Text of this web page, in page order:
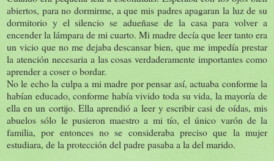
abiertos, para no dormirme, a que mis padres apagaran la luz de su
dormitorio y el silencio se adueñase de la casa para volver a
encender la lámpara de mi cuarto. Mi madre decía que leer tanto era
un vicio que no me dejaba descansar bien, que me impedía prestar
la atención necesaria a las cosas verdaderamente importantes como
aprender a coser o bordar.
No le echo la culpa a mi madre por pensar así, actuaba conforme la
habían educado, conforme había vivido toda su vida, la mayoría de
ella en un cortijo. Ella aprendió a leer y escribir casi de oídas, mis
abuelos sólo le pusieron maestro a mi tío, el único varón de la
familia, por entonces no se consideraba preciso que la mujer
estudiara, de la protección del padre pasaba a la del marido.